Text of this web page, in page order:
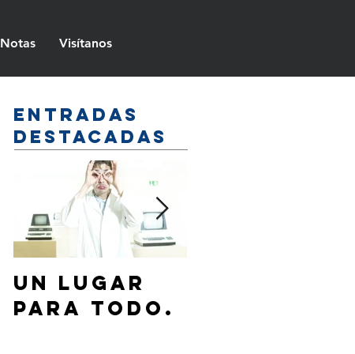
Notas Visítanos
Entradas
destacadas
Un lugar
para todo.